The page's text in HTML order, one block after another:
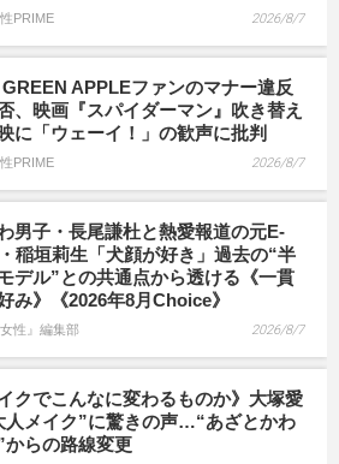
PRIME 2026/8/7
APPLEファンのマナー違反
、映画『スパイダーマン』吹き替え
に「ウェーイ！」の歓声に批判
PRIME 2026/8/7
男子・長尾謙杜と熱愛報道の元E-
稲垣莉生「犬顔が好き」過去の“半
デル”との共通点から透ける《一貫
み》《2026年8月Choice》
女性』編集部 2026/8/7
イクでこんなに変わるものか》大塚愛
人メイク”に驚きの声…“あざとかわ
からの路線変更